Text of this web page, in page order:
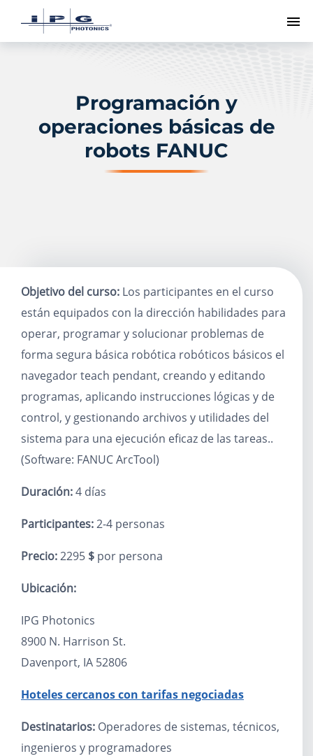
Programación y
operaciones básicas de
robots FANUC
Objetivo del curso: Los participantes en el curso
están equipados con la dirección habilidades para
operar, programar y solucionar problemas de
forma segura básica robótica robóticos básicos el
navegadorteach pendant, creando y editando
programas, aplicando instrucciones lógicas y de
control, y gestionando archivos y utilidades del
sistema para una ejecución eficaz de las tareas..
(Software: FANUC ArcTool)
Duración:4 días
Participantes:2-4 personas
Precio:2295 $ por persona
Ubicación:
IPG Photonics
8900 N. Harrison St.
Davenport, IA 52806
Hoteles cercanos con tarifas negociadas
Destinatarios: Operadores de sistemas, técnicos,
ingenieros y programadores